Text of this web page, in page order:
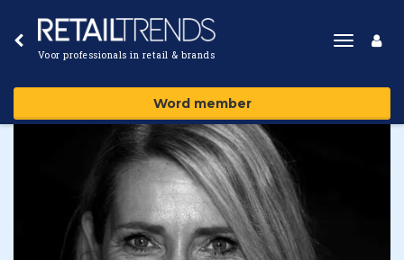
Voor professionals in retail & brands
Toggle
Word member